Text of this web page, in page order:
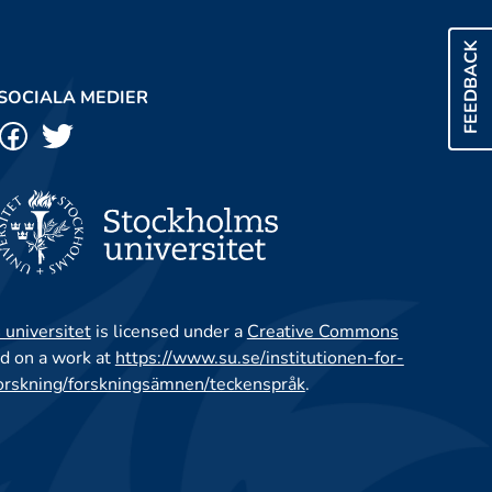
FEEDBACK
MEDIER
universitetis licensed under a Creative Commons
on a work at https://www.su.se/institutionen-for-
forskningsämnen/teckenspråk.